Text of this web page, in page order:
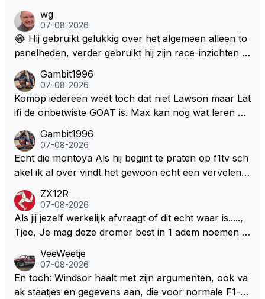
wg
07-08-2026
😂 Hij gebruikt gelukkig over het algemeen alleen to
psnelheden, verder gebruikt hij zijn race-inzichten q
een bocht zegt helemaal niets, dus wat dat betreft h
eeft hij sowieso gelijk 😂.
Gambit1996
07-08-2026
Komop iedereen weet toch dat niet Lawson maar Lat
ifi de onbetwiste GOAT is. Max kan nog wat leren va
milton, hahahaha. Latifi pakt ze allemaal met de oge
n dicht met als onbetwiste nummer 2 of GOATINES
S Lawson natuurlijk 😂😂😂😂😂
Gambit1996
07-08-2026
Echt die montoya Als hij begint te praten op f1tv sch
akel ik al over vindt het gewoon echt een vervelend
weet 🤮🤮
ZX12R
07-08-2026
Als jij jezelf werkelijk afvraagt of dit echt waar is.....,
Tjee, Je mag deze dromer best in 1 adem noemen m
aar voordragen uit eigen geest. Kan mij voorstellen d
at je het leuk vindt sprookjes te luisteren maar heb jij
jezelf dan ook wel eens afgevraagd of de dappere b
VeeWeetje
07-08-2026
En toch: Windsor haalt met zijn argumenten, ook va
ak staatjes en gegevens aan, die voor normale F1-fa